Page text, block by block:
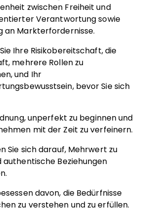
zwischen Freiheit und
Verantwortung sowie
an Markterfordernisse.
Ihre Risikobereitschaft, die
mehrere Rollen zu
und Ihr
bevor Sie sich
unperfekt zu beginnen und
mit der Zeit zu verfeinern.
Sie sich darauf, Mehrwert zu
authentische Beziehungen
davon, die Bedürfnisse
zu verstehen und zu erfüllen.